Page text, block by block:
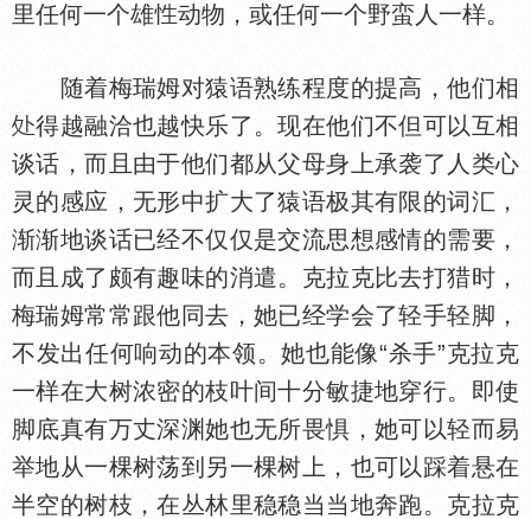
里任何一个雄
动物，或任何一个野蛮人一样。
随着梅瑞姆对猿语熟练程度的提高，他们相
得越融洽也越快乐了。现在他们不但可以互相
谈话，而且由于他们都从父母身上承袭了人类心
灵的感应，无形中扩大了猿语极其有限的词汇，
渐渐地谈话已经不仅仅是交流思想感情的需要，
而且成了颇有趣味的消遣。克拉克比去打猎时，
梅瑞姆常常跟他同去，她已经学会了轻手轻脚，
不发出任何响动的本领。她也能像“杀手”克拉克
一样在大树浓密的枝叶间十分敏捷地穿行。即使
脚底真有万丈深渊她也无所畏惧，她可以轻而易
举地从一棵树荡到另一棵树上，也可以踩着悬在
半空的树枝，在丛林里稳稳当当地奔跑。克拉克